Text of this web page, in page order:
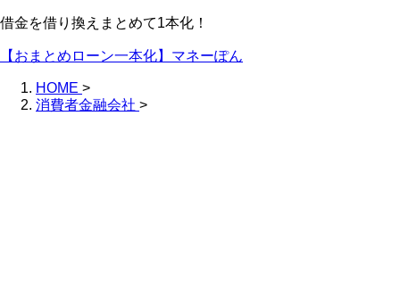
借金を借り換えまとめて1本化！
【おまとめローン一本化】マネーぽん
HOME >
消費者金融会社 >